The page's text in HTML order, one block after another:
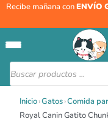
Recibe mañana conENVÍO
Búsqueda
de
productos
Inicio›Gatos›Comida
Royal Canin Gatito